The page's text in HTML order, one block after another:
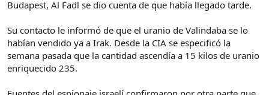
Budapest, Al Fadl se dio cuenta de que había llegado tarde.
Su contacto le informó de que el uranio de Valindaba se lo
habían vendido ya a Irak. Desde la CIA se especificó la
semana pasada que la cantidad ascendía a 15 kilos de uranio
enriquecido 235.